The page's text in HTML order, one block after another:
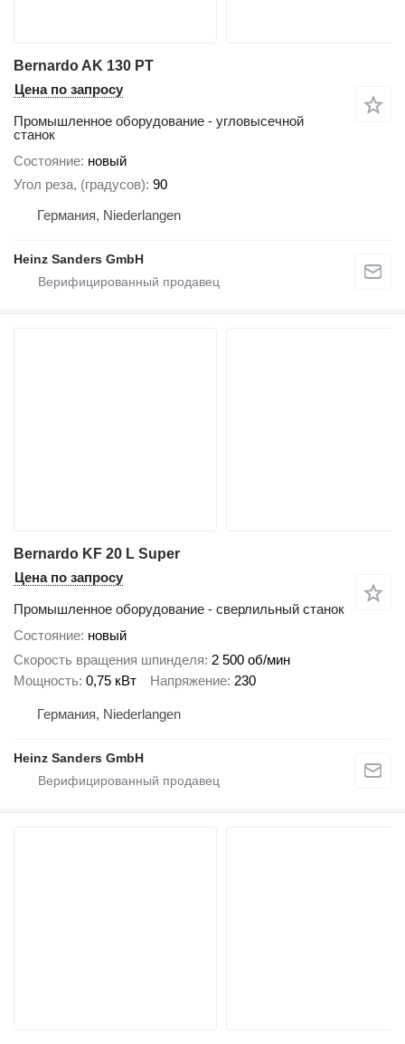
Bernardo AK 130 PT
Цена по запросу
Промышленное оборудование - угловысечной
станок
Состояние новый
Угол реза, (градусов) 90
Германия, Niederlangen
Heinz Sanders GmbH
Bernardo KF 20 L Super
Цена по запросу
Промышленное оборудование - сверлильный станок
Состояние новый
Скорость вращения шпинделя 2 500 об/мин
Мощность 0,75 кВт Напряжение 230
Германия, Niederlangen
Heinz Sanders GmbH